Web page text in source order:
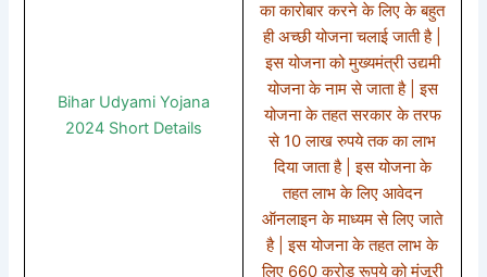
Bihar Udyami Yojana
2024 Short Details
का कारोबार करने के लिए के बहुत
ही अच्छी योजना चलाई जाती है |
इस योजना को मुख्यमंत्री उद्यमी
योजना के नाम से जाता है | इस
योजना के तहत सरकार के तरफ
से 10 लाख रुपये तक का लाभ
दिया जाता है | इस योजना के
तहत लाभ के लिए आवेदन
ऑनलाइन के माध्यम से लिए जाते
है | इस योजना के तहत लाभ के
लिए 660 करोड़ रूपये को मंजूरी